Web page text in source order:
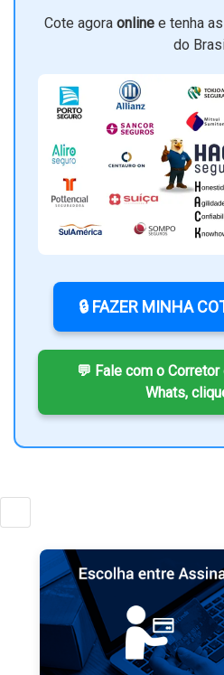
Cote agora onlinee tenha
do
🔒 FAZER MINHA
💬 Fale com o
Whats,